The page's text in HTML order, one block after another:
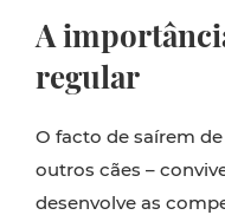
A
regular
O facto de saírem
outros cães –
desenvolve as